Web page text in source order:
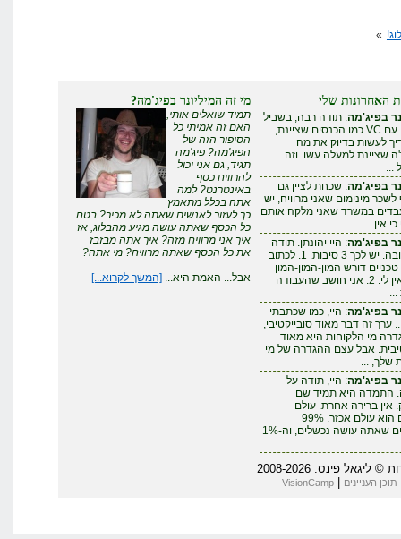
»
האחרונות שלי
בפיג'מה: תודה רבה, בשביל
להצליח עם VC כמו הכנסים שציינת,
לעשות בדיוק את מה
שציינת למעלה עשו. וזה
...
בפיג'מה: שכחת לציין גם
מינימום שאני מרוויח, יש
במשרד שאני מלקה אותם
אין ...
בפיג'מה: היי יהונתן. תודה
על התגובה. יש לכך 3 סיבות. 1. לכתוב
דורש המון-המון-המון
זמן - שאין לי. 2. אני חושב שהעבודה
בפיג'מה: היי, כמו שכתבתי
ערך זה דבר מאוד סובייקטיבי,
מי הלקוחות היא מאוד
אבל עצם ההגדרה של מי
שלך, ...
בפיג'מה: היי, תודה על
התמדה היא תמיד שם
ברירה אחרת. עולם
העסקים הוא עולם אכזר. 99%
מהדברים שאתה עושה נכשלים, וה-1%
מי זה המיליונר בפיג'מה?
תמיד שואלים אותי,
האם זה אמיתי כל
הסיפור הזה של
הפיג'מה? פיג'מה
תגיד, גם אני יכול
להרוויח כסף
באינטרנט? למה
אתה בכלל מתאמץ
כך לעזור לאנשים שאתה לא מכיר? בטח
כל הכסף שאתה עושה מגיע מהבלוג, אז
איך אני מרוויח מזה? איך אתה מבזבז
את כל הכסף שאתה מרוויח? מי אתה?
אבל... האמת היא... [המשך לקרוא...]
פינס. 2008-2026
תוכן העניינים |
VisionCamp